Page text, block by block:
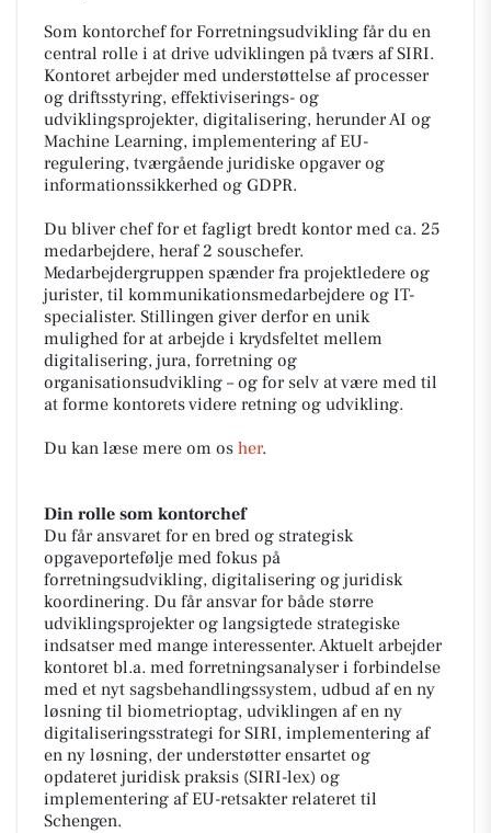
Som kontorchef for Forretningsudvikling får du en
central rolle i at drive udviklingen på tværs af SIRI.
Kontoret arbejder med understøttelse af processer
og driftsstyring, effektiviserings- og
udviklingsprojekter, digitalisering, herunder AI og
Machine Learning, implementering af EU-
regulering, tværgående juridiske opgaver og
informationssikkerhed og GDPR.
Du bliver chef for et fagligt bredt kontor med ca. 25
medarbejdere, heraf 2 souschefer.
Medarbejdergruppen spænder fra projektledere og
jurister, til kommunikationsmedarbejdere og IT-
specialister. Stillingen giver derfor en unik
mulighed for at arbejde i krydsfeltet mellem
digitalisering, jura, forretning og
organisationsudvikling – og for selv at være med til
at forme kontorets videre retning og udvikling.
Du kan læse mere om os her.
Din rolle som kontorchef
Du får ansvaret for en bred og strategisk
opgaveportefølje med fokus på
forretningsudvikling, digitalisering og juridisk
koordinering. Du får ansvar for både større
udviklingsprojekter og langsigtede strategiske
indsatser med mange interessenter. Aktuelt arbejder
kontoret bl.a. med forretningsanalyser i forbindelse
med et nyt sagsbehandlingssystem, udbud af en ny
løsning til biometrioptag, udviklingen af en ny
digitaliseringsstrategi for SIRI, implementering af
en ny løsning, der understøtter ensartet og
opdateret juridisk praksis (SIRI-lex) og
implementering af EU-retsakter relateret til
Schengen.